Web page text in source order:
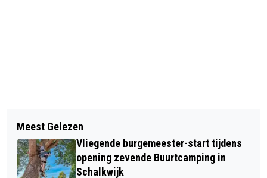
150 MILJOEN VOOR
ENERGIEBESPARENDE MAATREGELEN
JEROEN COOPS DIRECTEUR
PARTICIPATIEBEDRIJF REGIO ZUID-
KENNEMERLAND
Meest Gelezen
Vliegende burgemeester-start tijdens
opening zevende Buurtcamping in
Schalkwijk